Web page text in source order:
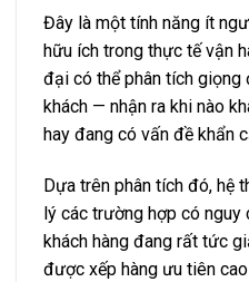
Đây là một tính năng ít
hữu ích trong thực tế vận
đại có thể phân tích giọng
khách — nhận ra khi nào
hay đang có vấn đề khẩn
Dựa trên phân tích đó, hệ
lý các trường hợp có
khách hàng đang rất tức
được xếp hàng ưu tiên